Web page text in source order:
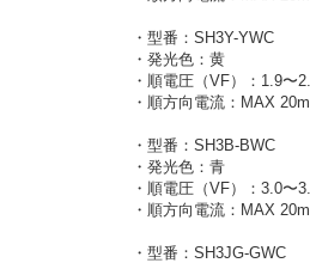
・型番：SH3Y-YWC
・発光色：黄
・順電圧（VF）：1.9〜
・順方向電流：MAX
・型番：SH3B-BWC
・発光色：青
・順電圧（VF）：3.0〜
・順方向電流：MAX
・型番：SH3JG-GWC